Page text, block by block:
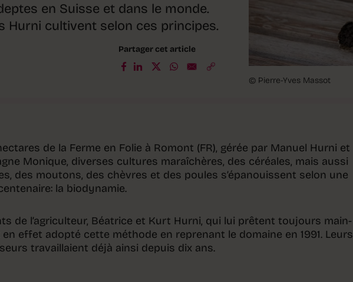
en Suisse et dans le monde.
Hurni cultivent selon ces principes.
Partager cet article
© Pierre-Yves Massot
de la Ferme en Folie à Romont (FR), gérée par Manuel Hurni et
Monique, diverses cultures maraîchères, des céréales, mais aussi
des moutons, des chèvres et des poules s’épanouissent selon une
la biodynamie.
de l’agriculteur, Béatrice et Kurt Hurni, qui lui prêtent toujours main-
effet adopté cette méthode en reprenant le domaine en 1991. Leurs
travaillaient déjà ainsi depuis dix ans.